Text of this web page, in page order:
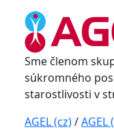
Sme členom
súkromného
starostlivosti v
AGEL (cz)/AGEL